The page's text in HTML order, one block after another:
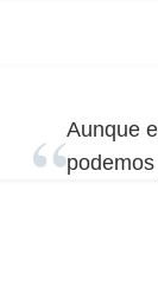
Aunque